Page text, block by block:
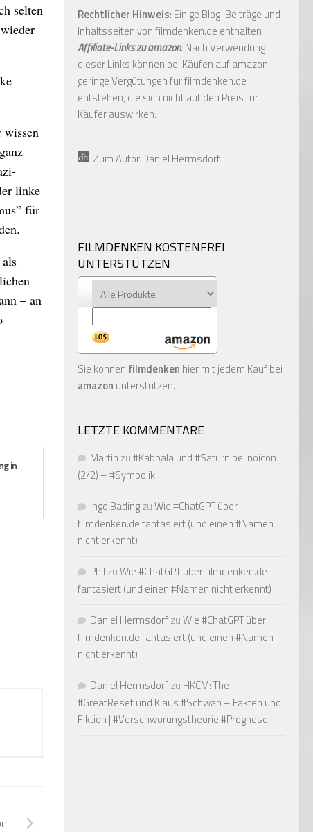
selten
linke
für
– an
in
Rechtlicher Hinweis: Einige Blog-Beiträge und
Inhaltsseiten von filmdenken.de enthalten
Affiliate-Links zu amazon. Nach Verwendung
dieser Links können bei Käufen auf amazon
geringe Vergütungen für filmdenken.de
entstehen, die sich nicht auf den Preis für
Käufer auswirken.
Zum Autor Daniel Hermsdorf
FILMDENKEN KOSTENFREI
UNTERSTÜTZEN
Sie können filmdenken hier mit jedem Kauf bei
amazon unterstützen.
LETZTE KOMMENTARE
Martin zu#Kabbala und #Saturn bei noicon
(2/2) – #Symbolik
Ingo BadingzuWie #ChatGPT über
filmdenken.de fantasiert (und einen #Namen
nicht erkennt)
Phil zuWie #ChatGPT über filmdenken.de
fantasiert (und einen #Namen nicht erkennt)
Daniel HermsdorfzuWie #ChatGPT über
filmdenken.de fantasiert (und einen #Namen
nicht erkennt)
Daniel Hermsdorfzu HKCM: The
#GreatReset und Klaus #Schwab – Fakten und
Fiktion | #Verschwörungstheorie #Prognose